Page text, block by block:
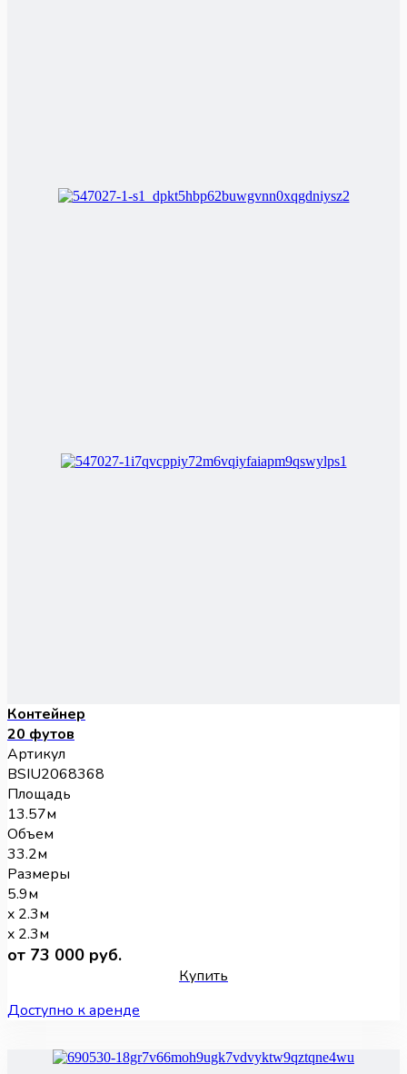
Контейнер
20 футов
Артикул
BSIU2068368
Площадь
13.57м
Объем
33.2м
Размеры
5.9м
x 2.3м
x 2.3м
от 73 000 руб.
Купить
Доступно к аренде